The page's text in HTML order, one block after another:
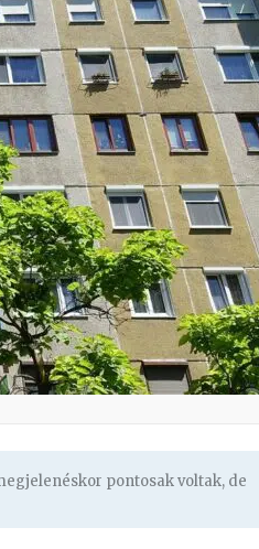
pontosak voltak, de